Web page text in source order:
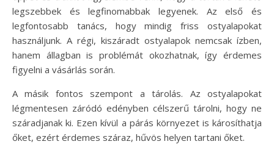
legszebbek és legfinomabbak legyenek. Az első és
legfontosabb tanács, hogy mindig friss ostyalapokat
használjunk. A régi, kiszáradt ostyalapok nemcsak ízben,
hanem állagban is problémát okozhatnak, így érdemes
figyelni a vásárlás során.
A másik fontos szempont a tárolás. Az ostyalapokat
légmentesen záródó edényben célszerű tárolni, hogy ne
száradjanak ki. Ezen kívül a párás környezet is károsíthatja
őket, ezért érdemes száraz, hűvös helyen tartani őket.